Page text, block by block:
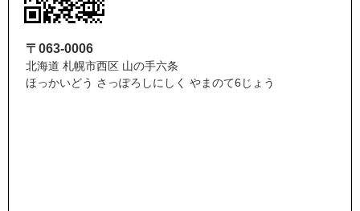
〒063-0006
北海道 札幌市西区 山の手六条
ほっかいどう さっぽろしにしく やまのて6じょう